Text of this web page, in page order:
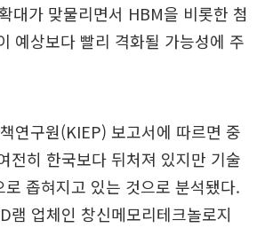
대가 맞물리면서 HBM을 비롯한 첨
예상보다 빨리 격화될 가능성에 주
연구원(KIEP) 보고서에 따르면 중
전히 한국보다 뒤처져 있지만 기술
로 좁혀지고 있는 것으로 분석됐다.
램 업체인 창신메모리테크놀로지